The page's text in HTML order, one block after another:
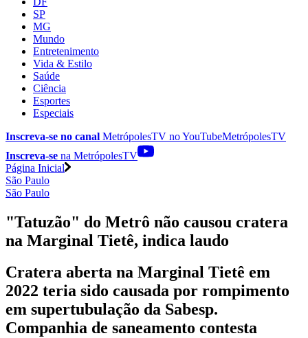
SP
MG
Mundo
Entretenimento
Vida & Estilo
Saúde
Ciência
Esportes
Especiais
Inscreva-se no canal MetrópolesTV noYouTubeMetrópolesTV
Inscreva-se na MetrópolesTV
Página Inicial
São Paulo
São Paulo
"Tatuzão" do Metrô não causou cratera
na Marginal Tietê, indica laudo
Cratera aberta na Marginal Tietê em
2022 teria sido causada por rompimento
em supertubulação da Sabesp.
Companhia de saneamento contesta